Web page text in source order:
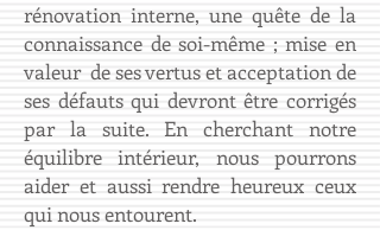
rénovation interne, une quête de la
connaissance de soi-même ; mise en
valeur de ses vertus et acceptation de
ses défauts qui devront être corrigés
par la suite. En cherchant notre
équilibre intérieur, nous pourrons
aider et aussi rendre heureux ceux
qui nous entourent.